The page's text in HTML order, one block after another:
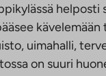
helposti
uimahalli,
on suuri